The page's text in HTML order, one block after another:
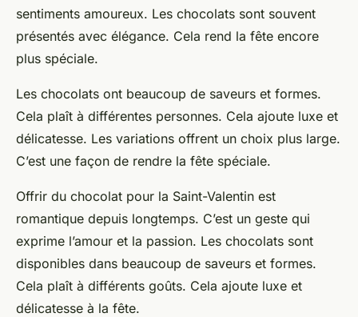
sentiments amoureux. Les chocolats sont souvent
présentés avec élégance. Cela rend la fête encore
plus spéciale.
Les chocolats ont beaucoup de saveurs et formes.
Cela plaît à différentes personnes. Cela ajoute luxe et
délicatesse. Les variations offrent un choix plus large.
C’est une façon de rendre la fête spéciale.
Offrir du chocolat pour la Saint-Valentin est
romantique depuis longtemps. C’est un geste qui
exprime l’amour et la passion. Les chocolats sont
disponibles dans beaucoup de saveurs et formes.
Cela plaît à différents goûts. Cela ajoute luxe et
délicatesse à la fête.